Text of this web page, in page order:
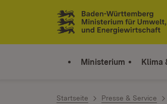
Zum Inhalt springen
Link zur Startseite
Ministerium Klima
Startseite Presse & Service